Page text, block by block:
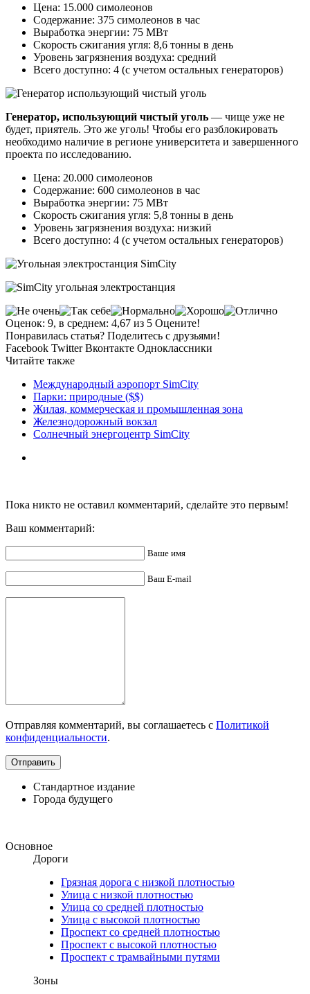
Цена: 15.000 симолеонов
Содержание: 375 симолеонов в час
Выработка энергии: 75 МВт
Скорость сжигания угля: 8,6 тонны в день
Уровень загрязнения воздуха: средний
Всего доступно: 4 (с учетом остальных генераторов)
Генератор, использующий чистый уголь — чище уже не
будет, приятель. Это же уголь! Чтобы его разблокировать
необходимо наличие в регионе университета и завершенного
проекта по исследованию.
Цена: 20.000 симолеонов
Содержание: 600 симолеонов в час
Выработка энергии: 75 МВт
Скорость сжигания угля: 5,8 тонны в день
Уровень загрязнения воздуха: низкий
Всего доступно: 4 (с учетом остальных генераторов)
Оценок: 9, в среднем: 4,67 из 5 Оцените!
Понравилась статья? Поделитесь с друзьями!
Facebook Twitter Вконтакте Одноклассники
Читайте также
Международный аэропорт SimCity
Парки: природные ($$)
Жилая, коммерческая и промышленная зона
Железнодорожный вокзал
Солнечный энергоцентр SimCity
Пока никто не оставил комментарий, сделайте это первым!
Ваш комментарий:
Ваше имя
Ваш E-mail
Отправляя комментарий, вы соглашаетесь с Политикой
конфиденциальности.
Стандартное издание
Города будущего
Основное
Дороги
Грязная дорога с низкой плотностью
Улица с низкой плотностью
Улица со средней плотностью
Улица с высокой плотностью
Проспект со средней плотностью
Проспект с высокой плотностью
Проспект с трамвайными путями
Зоны